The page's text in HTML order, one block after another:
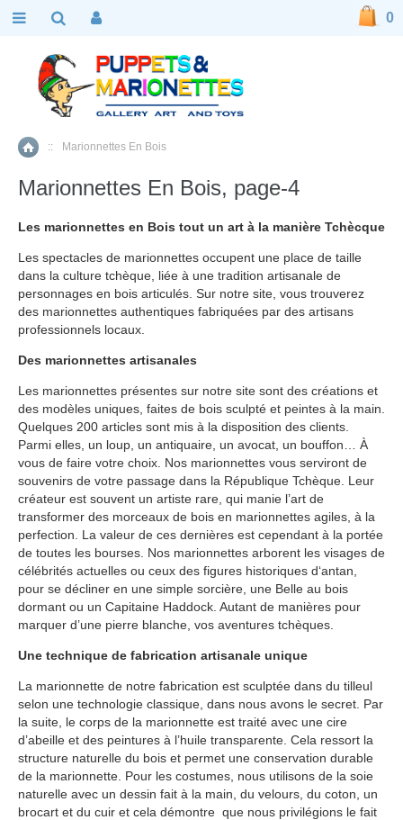
Accueil
:: Marionnettes En Bois
Marionnettes En Bois, page-4
Les marionnettes en Bois tout un art à la manière Tchècque
Les spectacles de marionnettes occupent une place de taille
dans la culture tchèque, liée à une tradition artisanale de
personnages en bois articulés. Sur notre site, vous trouverez
des marionnettes authentiques fabriquées par des artisans
professionnels locaux.
Des marionnettes artisanales
Les marionnettes présentes sur notre site sont des créations et
des modèles uniques, faites de bois sculpté et peintes à la main.
Quelques 200 articles sont mis à la disposition des clients.
Parmi elles, un loup, un antiquaire, un avocat, un bouffon… À
vous de faire votre choix. Nos marionnettes vous serviront de
souvenirs de votre passage dans la République Tchèque. Leur
créateur est souvent un artiste rare, qui manie l’art de
transformer des morceaux de bois en marionnettes agiles, à la
perfection. La valeur de ces dernières est cependant à la portée
de toutes les bourses. Nos marionnettes arborent les visages de
célébrités actuelles ou ceux des figures historiques d‘antan,
pour se décliner en une simple sorcière, une Belle au bois
dormant ou un Capitaine Haddock. Autant de manières pour
marquer d’une pierre blanche, vos aventures tchèques.
Une technique de fabrication artisanale unique
La marionnette de notre fabrication est sculptée dans du tilleul
selon une technologie classique, dans nous avons le secret. Par
la suite, le corps de la marionnette est traité avec une cire
d’abeille et des peintures à l’huile transparente. Cela ressort la
structure naturelle du bois et permet une conservation durable
de la marionnette. Pour les costumes, nous utilisons de la soie
naturelle avec un dessin fait à la main, du velours, du coton, un
brocart et du cuir et cela démontre que nous privilégions le fait
0